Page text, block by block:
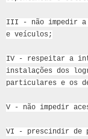
III - não impedir a
e veículos;
IV - respeitar a
instalações dos
particulares e os de
V - não impedir
VI - prescindir de